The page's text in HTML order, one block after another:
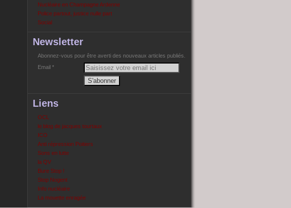
Nucléaire en Champagne Ardenne
Police partout, justice nulle part
Social
Newsletter
Abonnez-vous pour être averti des nouveaux articles publiés.
Email
Liens
OCL
le blog de jacques tourtaux
ICO
Anti répression Poitiers
Sons en lutte
la QV
Bure Stop !
Stop Nogent
Info nucléaire
La mouette enragée